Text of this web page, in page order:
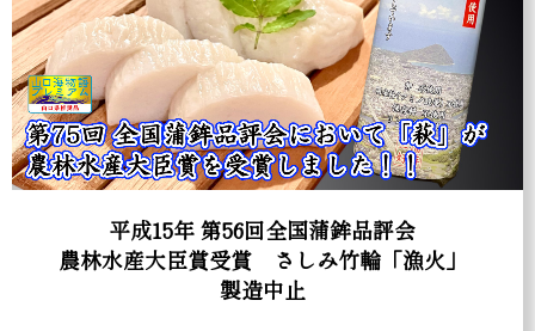
平成15年 第56回全国蒲鉾品評会
農林水産大臣賞受賞 さしみ竹輪「漁火」
製造中止